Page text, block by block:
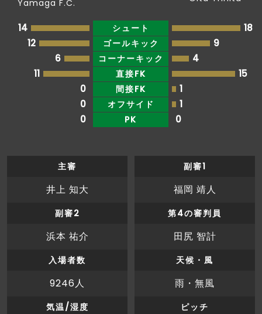
Yamaga F.C.
14 シュート
18
12
ゴールキック
9
6
コーナーキック
4
11
直接FK
15
0
間接FK
1
0
オフサイド
1
0
PK 0
主審
井上 知大
副審1
福岡 靖人
副審2
浜本 祐介
第4の審判員
田尻 智計
入場者数
9246人
天候・風
雨・無風
気温/湿度 ピッチ